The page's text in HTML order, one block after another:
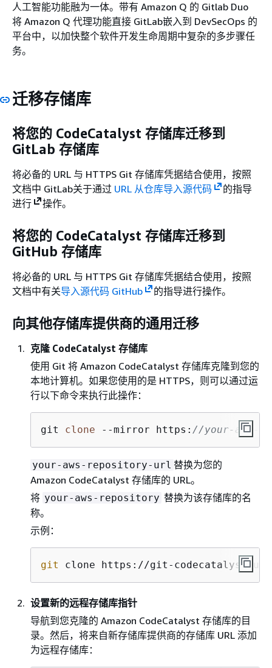
人工智能功能融为一体。带有 Amazon Q 的 Gitlab Duo
将 Amazon Q 代理功能直接 GitLab嵌入到 DevSecOps 的
平台中，以加快整个软件开发生命周期中复杂的多步骤任
务。
迁移存储库
将您的 CodeCatalyst 存储库迁移到
GitLab 存储库
将必备的 URL 与 HTTPS Git 存储库凭据结合使用，按照
文档中 GitLab关于通过 URL 从仓库导入源代码
的指导
进行
操作。
将您的 CodeCatalyst 存储库迁移到
GitHub 存储库
将必备的 URL 与 HTTPS Git 存储库凭据结合使用，按照
文档中有关导入源代码 GitHub 的指导进行操作。
向其他存储库提供商的通用迁移
克隆 CodeCatalyst 存储库
使用 Git 将 Amazon CodeCatalyst 存储库克隆到您的
本地计算机。如果您使用的是 HTTPS，则可以通过运
行以下命令来执行此操作：
git clone --mirror https: //your-aws-
your-aws-repository-url 替换为您的
Amazon CodeCatalyst 存储库的 URL。
将 your-aws-repository 替换为该存储库的名
称。
示例：
git clone https://git-
设置新的远程存储库指针
导航到您克隆的 Amazon CodeCatalyst 存储库的目
录。然后，将来自新存储库提供商的存储库 URL 添加
为远程存储库：